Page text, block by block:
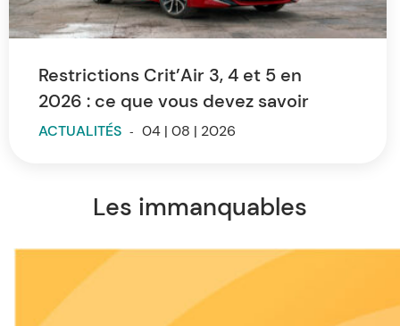
Restrictions Crit’Air 3, 4 et 5 en
2026 : ce que vous devez savoir
ACTUALITÉS - 04 | 08 | 2026
Les immanquables